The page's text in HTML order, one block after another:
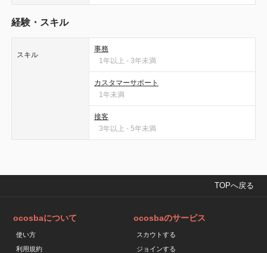
経験・スキル
スキル
事務
1年以上 - 3年未満
カスタマーサポート
1年未満
接客
3年以上 - 5年未満
TOPへ戻る
ocosbaについて
使い方
利用規約
ocosbaのサービス
スカウトする
ジョインする